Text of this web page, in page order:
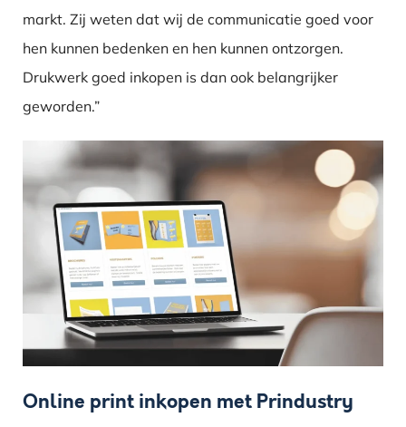
markt. Zij weten dat wij de communicatie goed voor
hen kunnen bedenken en hen kunnen ontzorgen.
Drukwerk goed inkopen is dan ook belangrijker
geworden.”
Online print inkopen met Prindustry